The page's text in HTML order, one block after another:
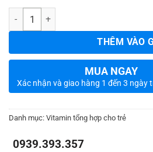
Số lượng
THÊM VÀO
MUA NGAY
Xác nhận và giao hàng 1 đến 3 ngày
Danh mục: Vitamin tổng hợp cho trẻ
0939.393.357